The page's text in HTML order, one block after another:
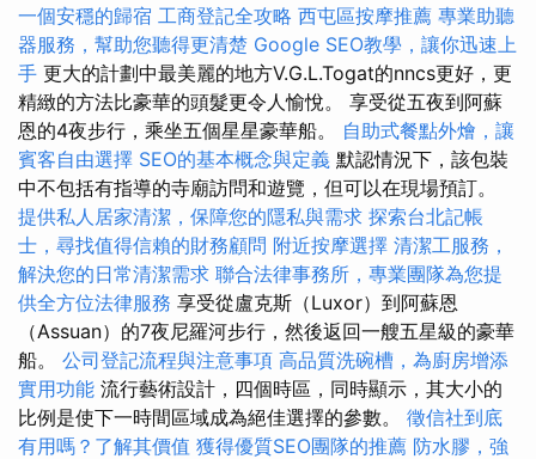
一個安穩的歸宿 工商登記全攻略 西屯區按摩推薦 專業助聽
器服務，幫助您聽得更清楚 Google SEO教學，讓你迅速上
手 更大的計劃中最美麗的地方V.G.L.Togat的nncs更好，更
精緻的方法比豪華的頭髮更令人愉悅。 享受從五夜到阿蘇
恩的4夜步行，乘坐五個星星豪華船。 自助式餐點外燴，讓
賓客自由選擇 SEO的基本概念與定義 默認情況下，該包裝
中不包括有指導的寺廟訪問和遊覽，但可以在現場預訂。
提供私人居家清潔，保障您的隱私與需求 探索台北記帳
士，尋找值得信賴的財務顧問 附近按摩選擇 清潔工服務，
解決您的日常清潔需求 聯合法律事務所，專業團隊為您提
供全方位法律服務 享受從盧克斯（Luxor）到阿蘇恩
（Assuan）的7夜尼羅河步行，然後返回一艘五星級的豪華
船。 公司登記流程與注意事項 高品質洗碗槽，為廚房增添
實用功能 流行藝術設計，四個時區，同時顯示，其大小的
比例是使下一時間區域成為絕佳選擇的參數。 徵信社到底
有用嗎？了解其價值 獲得優質SEO團隊的推薦 防水膠，強